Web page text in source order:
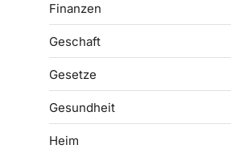
Finanzen
Geschaft
Gesetze
Gesundheit
Heim